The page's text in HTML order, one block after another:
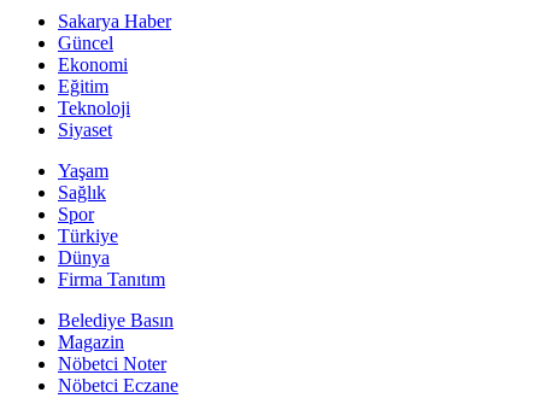
Sakarya Haber
Güncel
Ekonomi
Eğitim
Teknoloji
Siyaset
Yaşam
Sağlık
Spor
Türkiye
Dünya
Firma Tanıtım
Belediye Basın
Magazin
Nöbetci Noter
Nöbetci Eczane